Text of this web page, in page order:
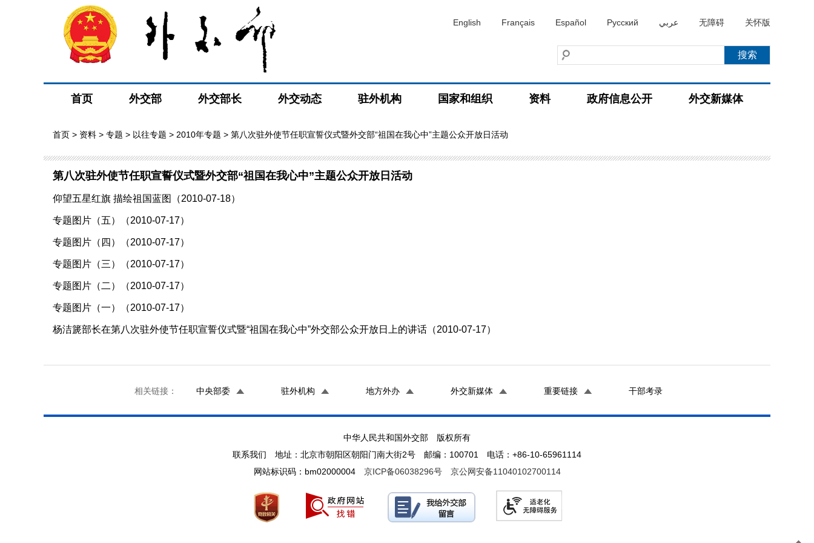
English Français Español Русский عربي 无障碍 关怀版
首页 外交部 外交部长 外交动态 驻外机构 国家和组织 资料 政府信息公开 外交新媒体
首页 > 资料 > 专题 > 以往专题 > 2010年专题 > 第八次驻外使节任职宣誓仪式暨外交部“祖国在我心中”主题公众开放日活动
第八次驻外使节任职宣誓仪式暨外交部“祖国在我心中”主题公众开放日活动
仰望五星红旗 描绘祖国蓝图（2010-07-18）
专题图片（五）（2010-07-17）
专题图片（四）（2010-07-17）
专题图片（三）（2010-07-17）
专题图片（二）（2010-07-17）
专题图片（一）（2010-07-17）
杨洁篪部长在第八次驻外使节任职宣誓仪式暨“祖国在我心中”外交部公众开放日上的讲话（2010-07-17）
相关链接： 中央部委 驻外机构 地方外办 外交新媒体 重要链接 干部考录
中华人民共和国外交部 版权所有
联系我们 地址：北京市朝阳区朝阳门南大街2号 邮编：100701 电话：+86-10-65961114
网站标识码：bm02000004 京ICP备06038296号 京公网安备11040102700114